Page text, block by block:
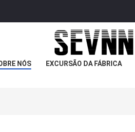
NÓS EXCURSÃO DA FÁBRICA